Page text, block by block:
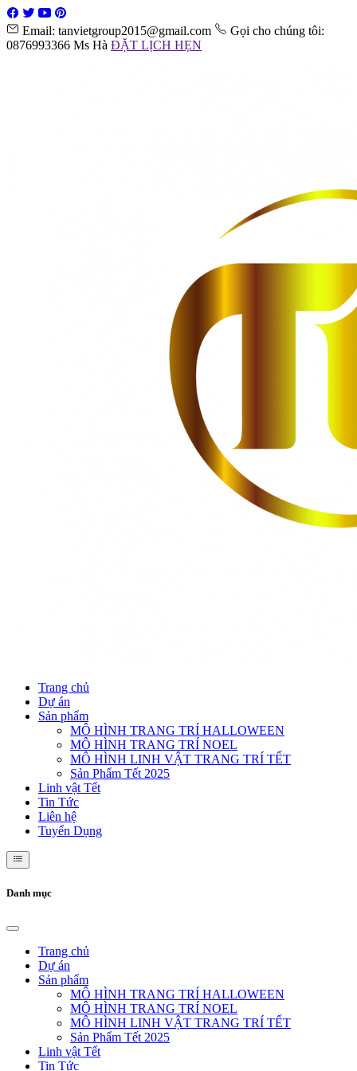
Email: tanvietgroup2015@gmail.com
Gọi cho chúng tôi:
0876993366 Ms Hà ĐẶT LỊCH HẸN
Trang chủ
Dự án
Sản phẩm
MÔ HÌNH TRANG TRÍ HALLOWEEN
MÔ HÌNH TRANG TRÍ NOEL
MÔ HÌNH LINH VẬT TRANG TRÍ TẾT
Sản Phẩm Tết 2025
Linh vật Tết
Tin Tức
Liên hệ
Tuyển Dụng
Danh mục
Trang chủ
Dự án
Sản phẩm
MÔ HÌNH TRANG TRÍ HALLOWEEN
MÔ HÌNH TRANG TRÍ NOEL
MÔ HÌNH LINH VẬT TRANG TRÍ TẾT
Sản Phẩm Tết 2025
Linh vật Tết
Tin Tức